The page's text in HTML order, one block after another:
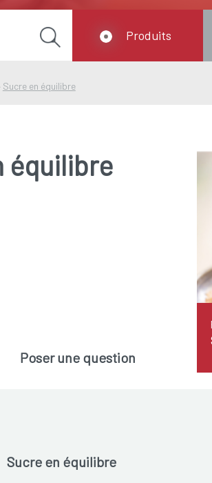
Sucre en équilibre
Produits
équilibre
Poser une question
Sucre en équilibre